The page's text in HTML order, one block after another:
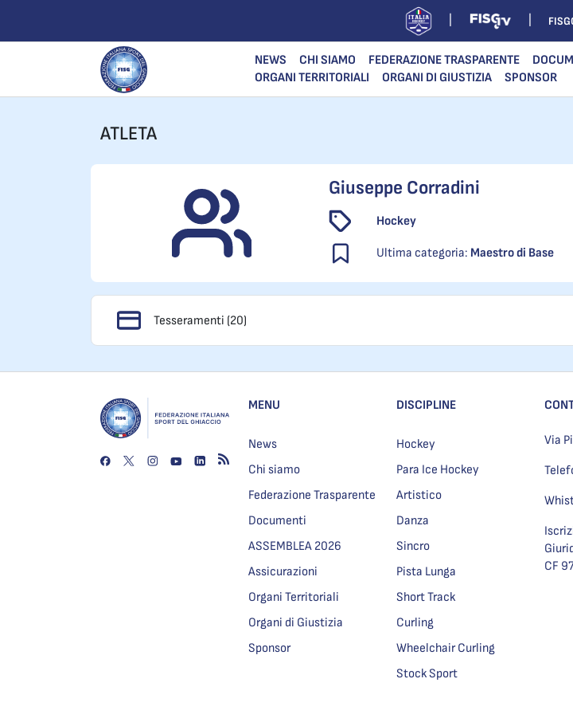
NEWS CHI SIAMO FEDERAZIONE TRASPARENTE
ORGANI TERRITORIALI
ORGANI DI GIUSTIZIA SPONSOR
ATLETA
Giuseppe Corradini
Hockey
Ultima categoria: Maestro di Base
Tesseramenti (20)
MENU
News
Chi siamo
Federazione Trasparente
Documenti
ASSEMBLEA 2026
Assicurazioni
Organi Territoriali
Organi di Giustizia
Sponsor
DISCIPLINE
Hockey
Para Ice Hockey
Artistico
Danza
Sincro
Pista Lunga
Short Track
Curling
Wheelchair Curling
Stock Sport
Via
CF